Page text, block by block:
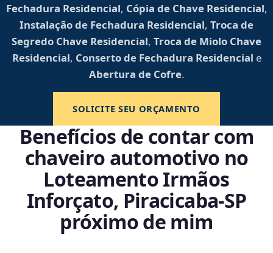
Fechadura Residencial, Cópia de Chave Residencial,
Instalação de Fechadura Residencial, Troca de
Segredo Chave Residencial, Troca de Miolo Chave
Residencial, Conserto de Fechadura Residencial e
Abertura de Cofre.
SOLICITE SEU ORÇAMENTO
Benefícios de contar com
chaveiro automotivo no
Loteamento Irmãos
Inforçato, Piracicaba‑SP
próximo de mim